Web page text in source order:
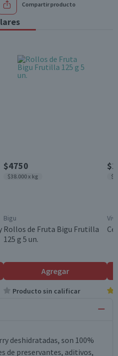
Compartir producto
$4750
$38.000 x kg
Bigu
Rollos de Fruta Bigu Frutilla
125 g 5 un.
Agregar
Producto sin calificar
deshidratadas, son 100%
de preservantes, aditivos,